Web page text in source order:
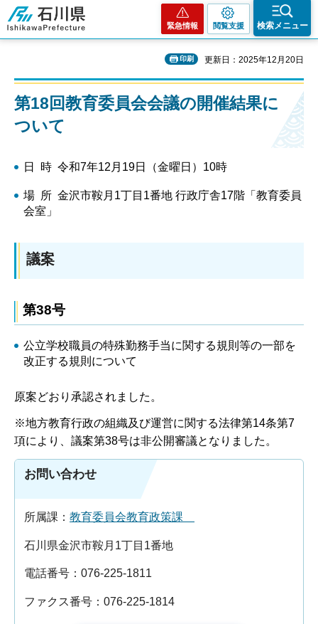
石川県
緊急情報 閲覧支援 検索メニュー
印刷 更新日：2025年12月20日
第18回教育委員会会議の開催結果に
ついて
日 時 令和7年12月19日（金曜日）10時
場 所 金沢市鞍月1丁目1番地 行政庁舎17階「教育委員
会室」
議案
第38号
公立学校職員の特殊勤務手当に関する規則等の一部を
改正する規則について
原案どおり承認されました。
※地方教育行政の組織及び運営に関する法律第14条第7
項により、議案第38号は非公開審議となりました。
お問い合わせ
所属課： 教育委員会教育政策課
石川県金沢市鞍月1丁目1番地
電話番号：076-225-1811
ファクス番号：076-225-1814